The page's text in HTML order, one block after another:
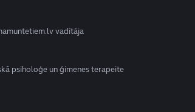
vadītāja
psiholoģe un ģimenes terapeite